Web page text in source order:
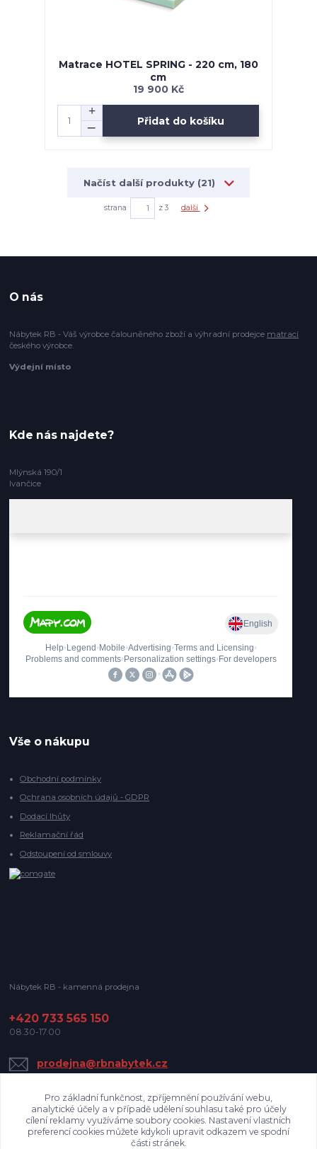
Matrace HOTEL SPRING - 220 cm, 180
cm
19 900 Kč
Přidat do košíku
Načíst další produkty (21)
strana z 3 další
O nás
Nábytek RB - Váš výrobce čalouněného zboží a výhradní prodejce matrací
českého výrobce.
Výdejní místo
Kde nás najdete?
Mlýnská 190/1
Ivančice
Vše o nákupu
Obchodní podmínky
Ochrana osobních údajů - GDPR
Dodací lhůty
Reklamační řád
Odstoupení od smlouvy
Nábytek RB - kamenná prodejna
+420 733 565 150
08.30-17.00
prodejna@rbnabytek.cz
Pro základní funkčnost, zpříjemnění používání webu,
analytické účely a v případě udělení souhlasu také pro účely
cílení reklamy využíváme soubory cookies. Nastavení vlastních
preferencí cookies můžete kdykoli upravit odkazem ve spodní
části stránek.